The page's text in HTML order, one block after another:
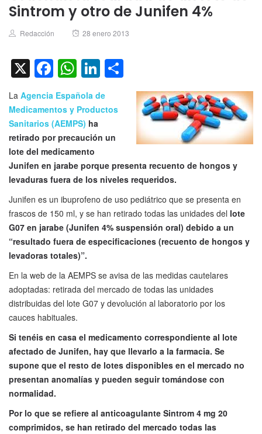
Sintrom y otro de Junifen 4%
Author
Redacción
Posted
28 enero 2013
X Facebook
WhatsApp
LinkedIn
La Agencia Española de
Medicamentos y Productos
Sanitarios (AEMPS) ha
retirado por precaución un
lote del medicamento
Junifen en jarabe porque presenta recuento de hongos y
levaduras fuera de los niveles requeridos.
Junifen es un ibuprofeno de uso pediátrico que se presenta en
frascos de 150 ml, y se han retirado todas las unidades del lote
G07 en jarabe (Junifen 4% suspensión oral) debido a un
“resultado fuera de especificaciones (recuento de hongos y
levadoras totales)”.
En la web de la AEMPS se avisa de las medidas cautelares
adoptadas: retirada del mercado de todas las unidades
distribuidas del lote G07 y devolución al laboratorio por los
cauces habituales.
Si tenéis en casa el medicamento correspondiente al lote
afectado de Junifen, hay que llevarlo a la farmacia. Se
supone que el resto de lotes disponibles en el mercado no
presentan anomalías y pueden seguir tomándose con
normalidad.
Por lo que se refiere al anticoagulante Sintrom 4 mg 20
comprimidos, se han retirado del mercado todas las